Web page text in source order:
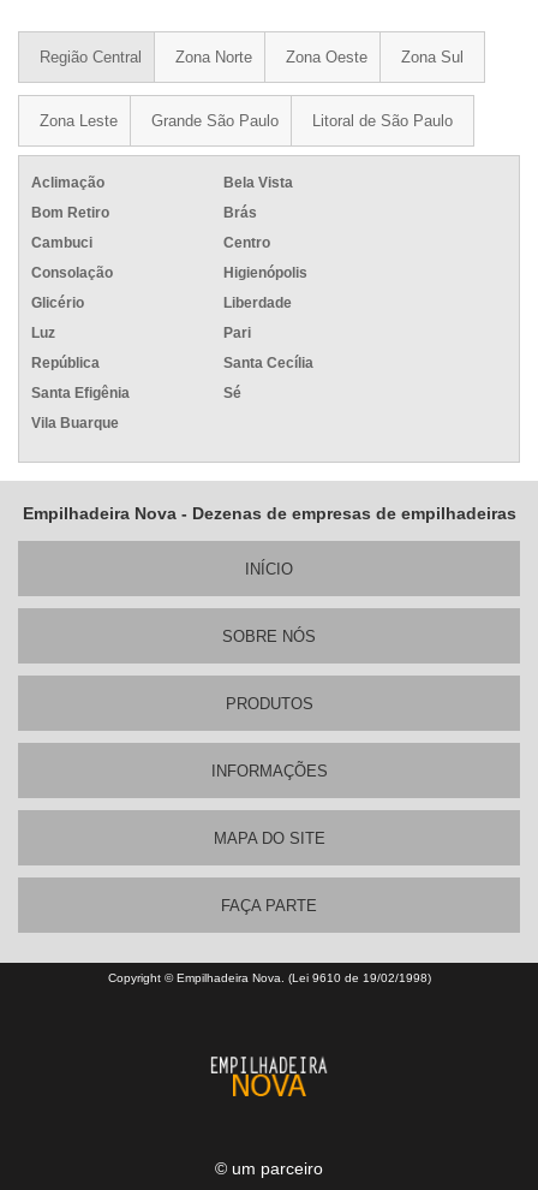
Região Central Zona Norte Zona Oeste Zona Sul
Zona Leste Grande São Paulo Litoral de São Paulo
Aclimação
Bela Vista
Bom Retiro
Brás
Cambuci
Centro
Consolação
Higienópolis
Glicério
Liberdade
Luz
Pari
República
Santa Cecília
Santa Efigênia
Sé
Vila Buarque
Empilhadeira Nova - Dezenas de empresas de empilhadeiras
INÍ­CIO
SOBRE NÓS
PRODUTOS
INFORMAÇÕES
MAPA DO SITE
FAÇA PARTE
Copyright © Empilhadeira Nova. (Lei 9610 de 19/02/1998)
© um parceiro